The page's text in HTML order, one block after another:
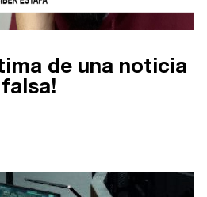
de una noticia
falsa!